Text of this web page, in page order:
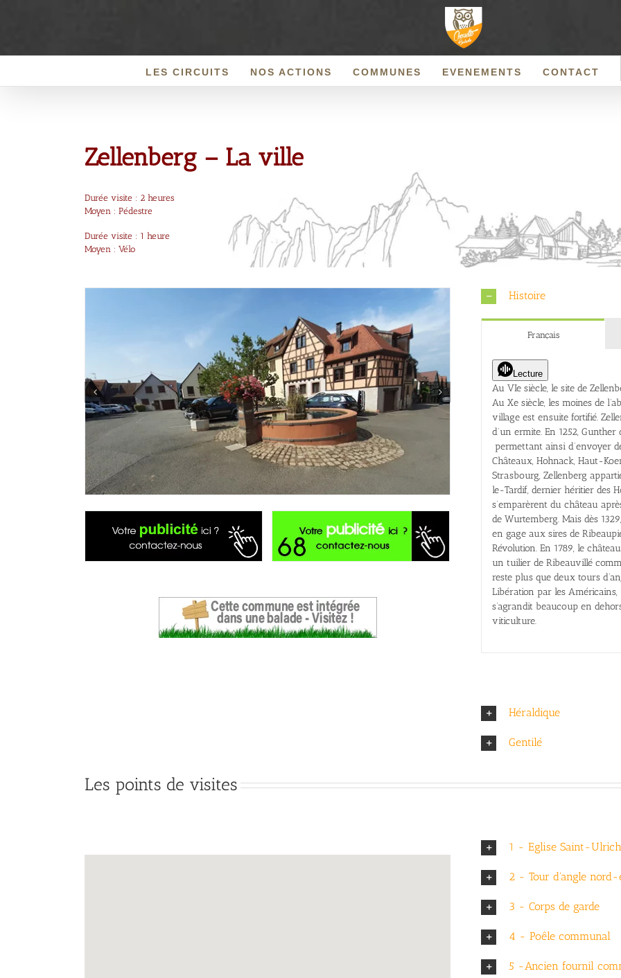
LES CIRCUITS NOS ACTIONS COMMUNES EVENEMENTS CONTACT
Zellenberg – La ville
Durée visite : 2 heures
Moyen : Pédestre
Durée visite : 1 heure
Moyen : Vélo
Histoire
Français
Lecture
Au VIe siècle, le site de
Au Xe siècle, les moines de
village est ensuite fortifié.
d’un ermite. En 1252,
permettant ainsi d’envoyer
Châteaux, Hohnack, Haut-
Strasbourg, Zellenberg
le-Tardif, dernier héritier des
s’emparèrent du château
de Wurtemberg. Mais dès
en gage aux sires de
Révolution. En 1789, le
un tuilier de Ribeauvillé
reste plus que deux tours
Libération par les
s’agrandit beaucoup en
viticulture.
Héraldique
Gentilé
Les points de visites
1 - Eglise Saint-Ulrich
2 - Tour d'angle nord-
3 - Corps de garde
4 - Poêle communal
5 -Ancien fournil